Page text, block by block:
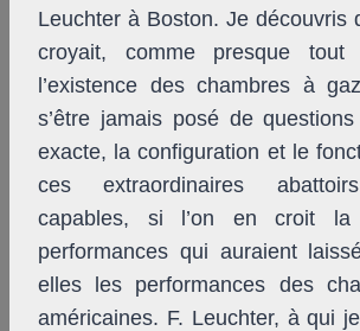
Leuchter à Boston. Je découvris
croyait, comme presque tout
l’existence des chambres à
s’être jamais posé de
exacte, la configuration et le
ces extraordinaires
capables, si l’on en croit la
performances qui auraient
elles les performances des
américaines. F. Leuchter, à qui